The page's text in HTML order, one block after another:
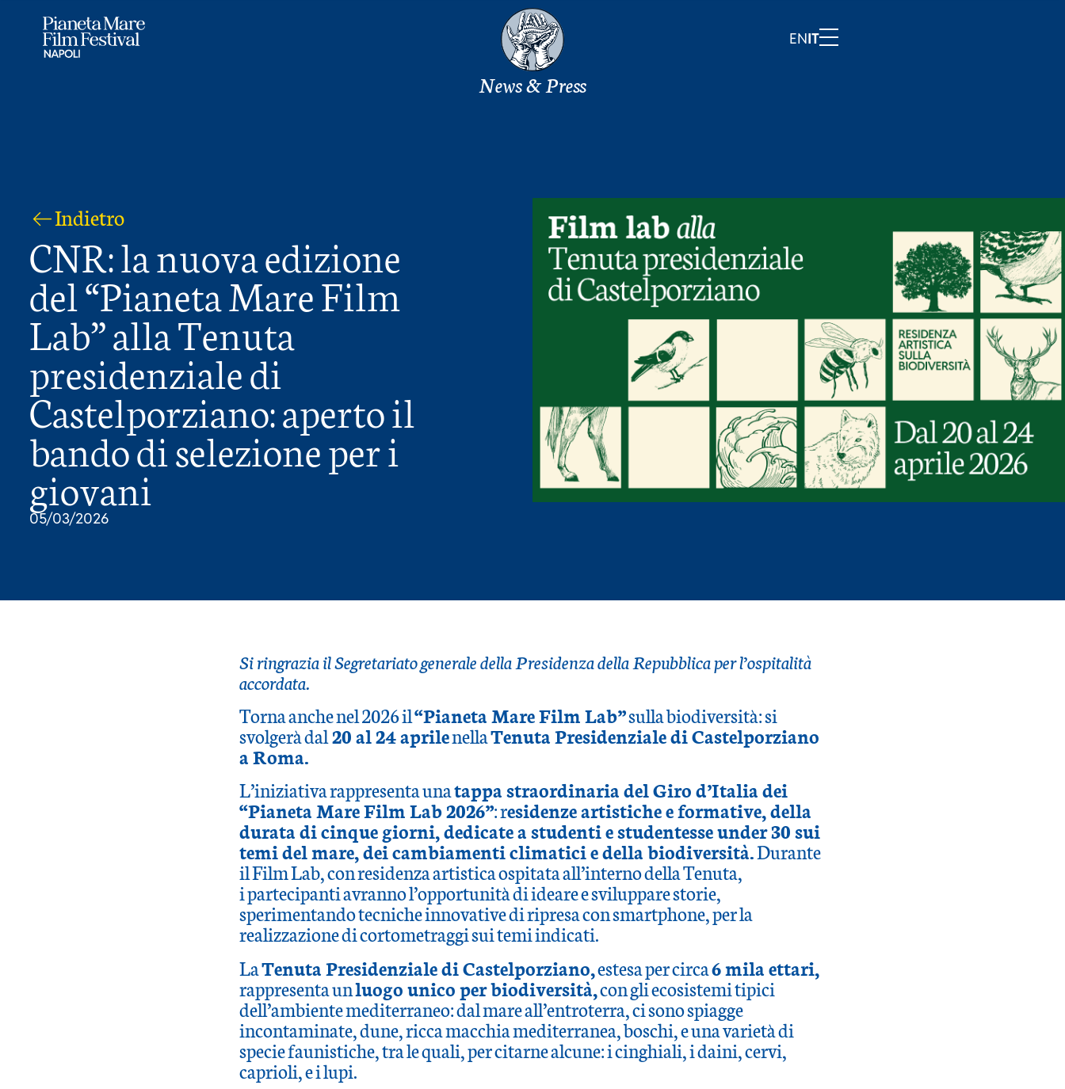
ENIT
News & Press
Indietro
CNR: la nuova edizione
del “Pianeta Mare Film
Lab” alla Tenuta
presidenziale di
Castelporziano: aperto il
bando di selezione per i
giovani
05/03/2026
Si ringrazia il Segretariato generale della Presidenza della Repubblica per l’ospitalità
accordata.
Torna anche nel 2026 il“Pianeta Mare Film Lab”sulla biodiversità: si
svolgerà dal20 al 24 aprilenellaTenuta Presidenziale di Castelporziano
a Roma.
L’iniziativa rappresenta unatappa straordinaria del Giro d’Italia dei
“Pianeta Mare Film Lab 2026”: residenze artistiche e formative, della
durata di cinque giorni, dedicate a studenti e studentesse under 30 sui
temi del mare, dei cambiamenti climatici e della biodiversità.Durante
il Film Lab, con residenza artistica ospitata all’interno della Tenuta,
i partecipanti avranno l’opportunità di ideare e sviluppare storie,
sperimentando tecniche innovative di ripresa con smartphone, per la
realizzazione di cortometraggi sui temi indicati.
LaTenuta Presidenziale di Castelporziano,estesa per circa6 mila ettari,
rappresenta unluogo unico per biodiversità,con gli ecosistemi tipici
dell’ambiente mediterraneo: dal mare all’entroterra, ci sono spiagge
incontaminate, dune, ricca macchia mediterranea, boschi, e una varietà di
specie faunistiche, tra le quali, per citarne alcune: i cinghiali, i daini, cervi,
caprioli, e i lupi.